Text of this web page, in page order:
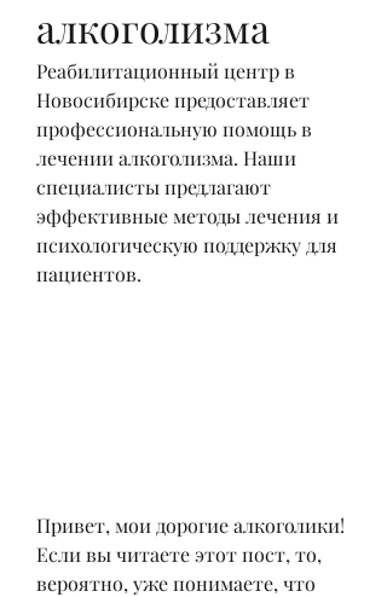
алкоголизма
Реабилитационный центр в
Новосибирске предоставляет
профессиональную помощь в
лечении алкоголизма. Наши
специалисты предлагают
эффективные методы лечения и
психологическую поддержку для
пациентов.
Привет, мои дорогие алкоголики!
Если вы читаете этот пост, то,
вероятно, уже понимаете, что